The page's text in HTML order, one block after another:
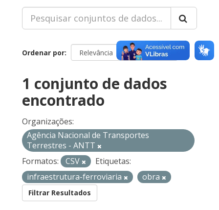
Ordenar por
1 conjunto de dados
encontrado
Organizações:
Agência Nacional de Transportes
Terrestres - ANTT
Formatos:
CSV
Etiquetas:
infraestrutura-ferroviaria
obra
Filtrar Resultados